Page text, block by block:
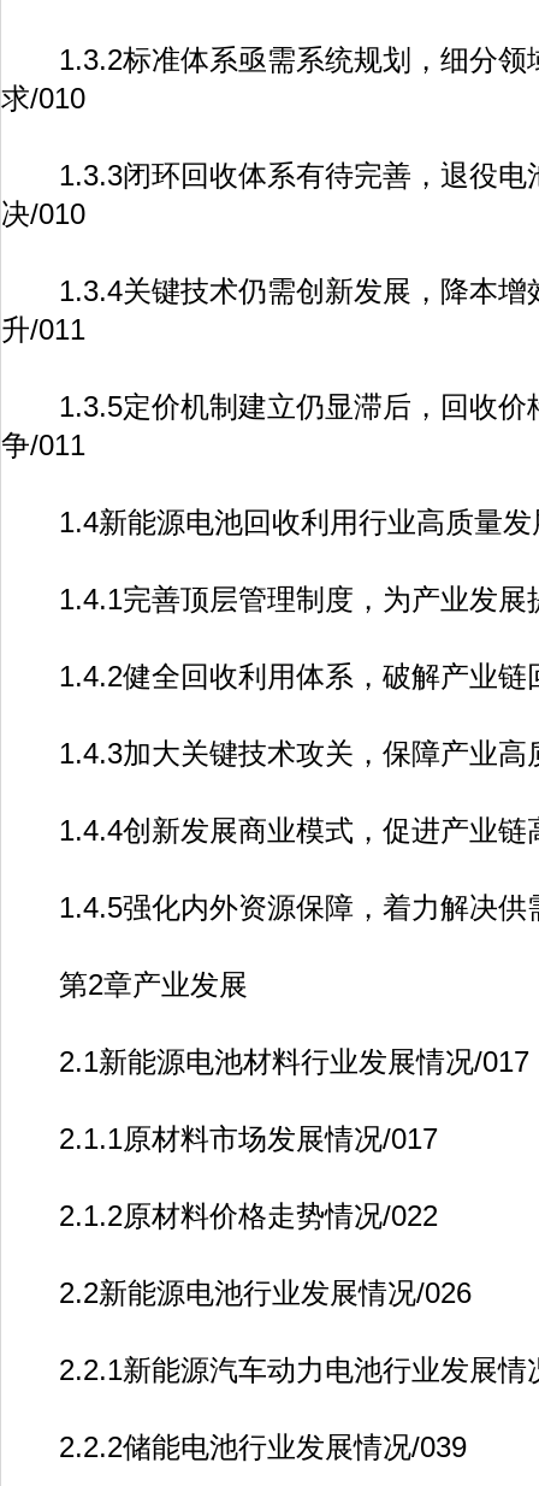
1.3.2标准体系亟需系统规划，细分领
求/010
1.3.3闭环回收体系有待完善，退役电
决/010
1.3.4关键技术仍需创新发展，降本增
升/011
1.3.5定价机制建立仍显滞后，回收价
争/011
1.4新能源电池回收利用行业高质量发
1.4.1完善顶层管理制度，为产业发展
1.4.2健全回收利用体系，破解产业链
1.4.3加大关键技术攻关，保障产业高
1.4.4创新发展商业模式，促进产业链
1.4.5强化内外资源保障，着力解决供
第2章产业发展
2.1新能源电池材料行业发展情况/017
2.1.1原材料市场发展情况/017
2.1.2原材料价格走势情况/022
2.2新能源电池行业发展情况/026
2.2.1新能源汽车动力电池行业发展情
2.2.2储能电池行业发展情况/039